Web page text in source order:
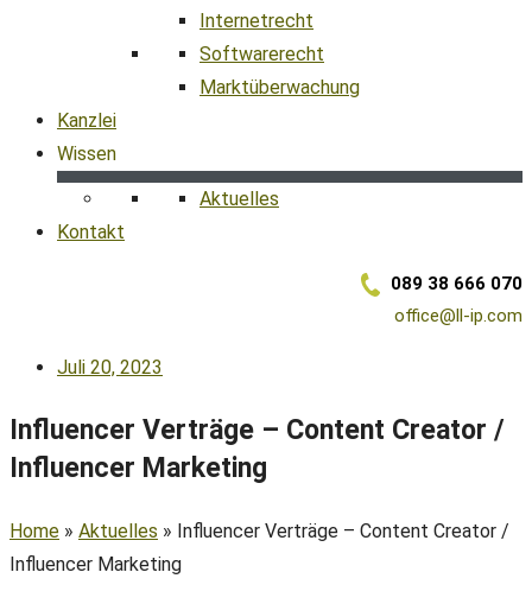
Internetrecht
Softwarerecht
Marktüberwachung
Kanzlei
Wissen
Aktuelles
Kontakt
089 38 666 070
office@ll-ip.com
Juli 20, 2023
Influencer Verträge – Content Creator /
Influencer Marketing
Home » Aktuelles » Influencer Verträge – Content Creator /
Influencer Marketing